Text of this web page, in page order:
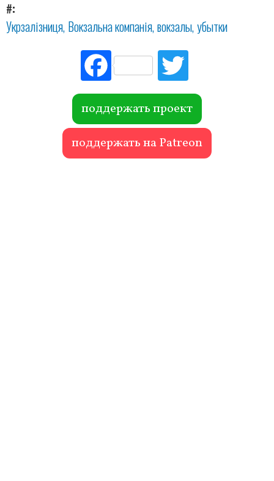
#
Укрзалізниця Вокзальна компанія вокзалы убытки
Fac
ebo
ok r
поддержать проект
поддержать на Patreon